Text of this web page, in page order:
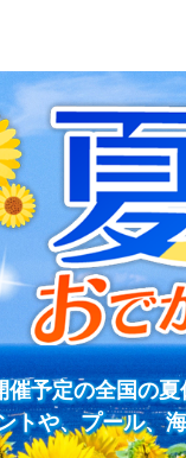
催予定の全国の
トや、プール、